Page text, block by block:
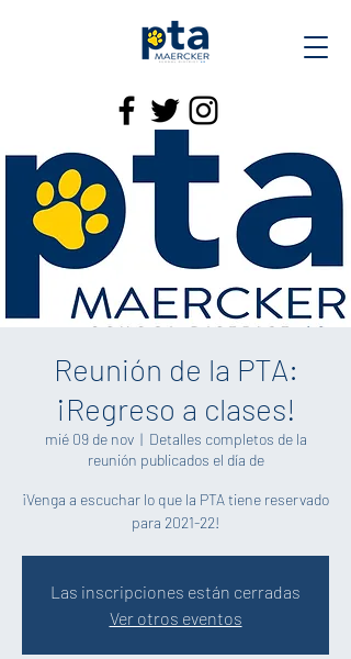
Reunión de la PTA:
¡Regreso a clases!
mié 09 de nov
  |
Detalles completos de la
reunión publicados el día de
¡Venga a escuchar lo que la PTA tiene reservado
para 2021-22!
Las inscripciones están cerradas
Ver otros eventos